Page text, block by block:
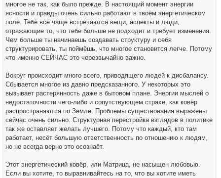
многое не так, как было прежде. В настоящий момент энергии
ясности и правды очень сильно работают в твоём энергетическом
поле. Тебе всё чаще встречаются вещи, аспекты и люди,
отражающие то, что тебе больше не подходит и требует изменения.
Чем больше ты начинаешь создавать структуру и себя
структурировать, ты поймёшь, что многое становится легче. Потому
что именно СЕЙЧАС это черезвычайно важно.
Вокруг происходит много всего, приводящего людей к дисбалансу.
Сбывается многое из давно предсказанного. У некоторых это
вызывает растерянность даже в бытовом плане. Энергии мыслей о
недостаточности чего-либо и сопутствующем страхе, как ковёр
распространяются по Земле. Проблемы существования выражены
сейчас очень сильно. Структурная перестройка взглядов в политике
так же оставляет желать лучшего. Потому что каждый, кто там
работает, несёт большую ответственность по отношению к людям,
но не всегда верно это осознаёт.
Этот энергетический ковёр, или Матрица, не насыщен любовью.
Если вы хотите, то выравнивайтесь на то, что вы хотите иметь